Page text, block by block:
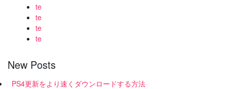
te
te
te
te
New Posts
PS4更新をより速くダウンロードする方法